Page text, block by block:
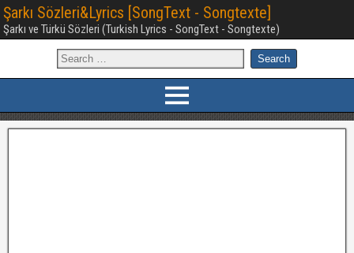
Şarkı Sözleri&Lyrics [SongText - Songtexte]
Şarkı ve Türkü Sözleri (Turkish Lyrics - SongText - Songtexte)